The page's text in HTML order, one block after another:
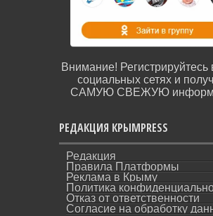
Внимание!
социальных сетях и
САМУЮ СВЕЖУЮ
РЕДАКЦИЯ КРЫМPRESS
Редакция
Правила Платформы
Реклама в Крыму
Политика
Отказ от ответственности
Согласие на обработку